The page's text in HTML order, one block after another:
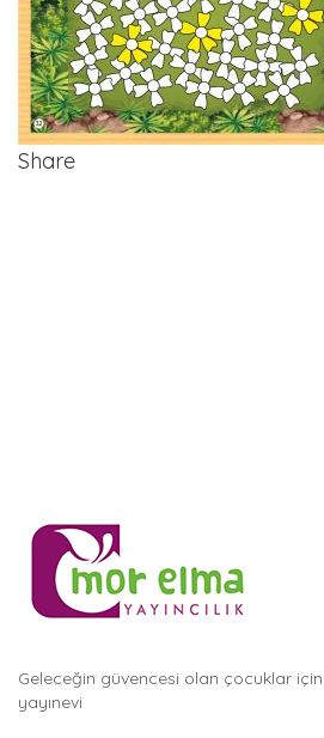
Share
Geleceğin güvencesi olan çocuklar
yayınevi